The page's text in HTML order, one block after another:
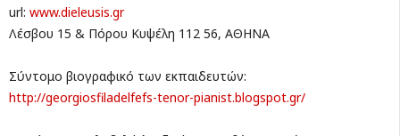
url: www.dieleusis.gr
Λέσβου 15 & Πόρου Κυψέλη 112 56, ΑΘΗΝΑ
Σύντομο βιογραφικό των εκπαιδευτών:
http://georgiosfiladelfefs-tenor-pianist.blogspot.gr/